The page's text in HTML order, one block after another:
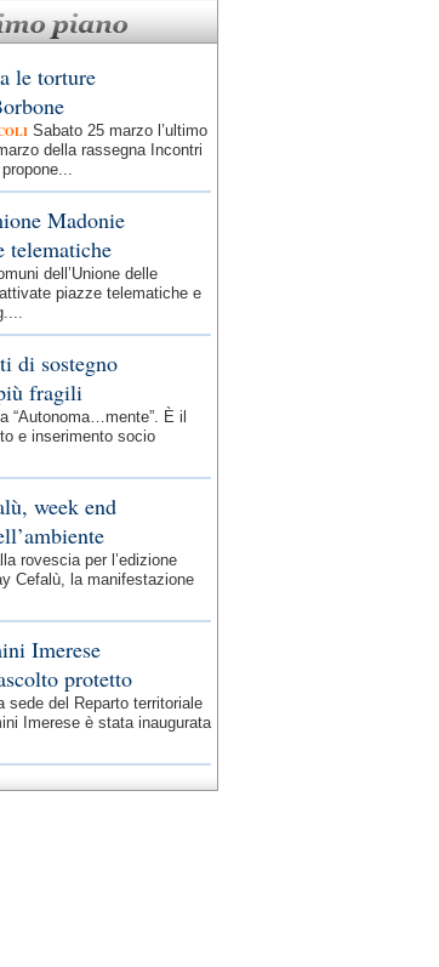
le torture
Sabato 25 marzo l’ultimo
della rassegna Incontri
Madonie
telematiche
dell’Unione delle
piazze telematiche e
di sostegno
fragili
“Autonoma…mente”. È il
e inserimento socio
week end
rovescia per l’edizione
Cefalù, la manifestazione
Imerese
protetto
sede del Reparto territoriale
Imerese è stata inaugurata